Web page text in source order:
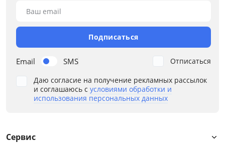
Подлокотники
Стиль
Количество посадочных мест
Email SMS
Ваш email
Подписаться
Даю согласие на получение рекламных рассылок
и соглашаюсь с условиями обработки и
использования персональных данных
Отписаться
Сервис